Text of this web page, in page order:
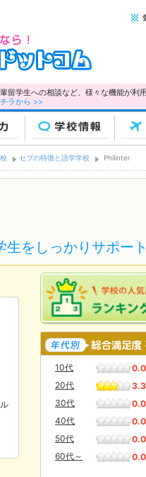
留学生への相談など、様々な機能が利
ラから >>
学校情報
セブの特徴と語学学校 Philinter
生をしっかりサポー
10代
20代
30代
40代
50代
60代～